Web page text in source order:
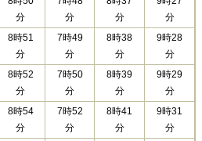
分
分
分
分
8時51
分
7時49
分
8時38
分
9時28
分
8時52
分
7時50
分
8時39
分
9時29
分
8時54
分
7時52
分
8時41
分
9時31
分